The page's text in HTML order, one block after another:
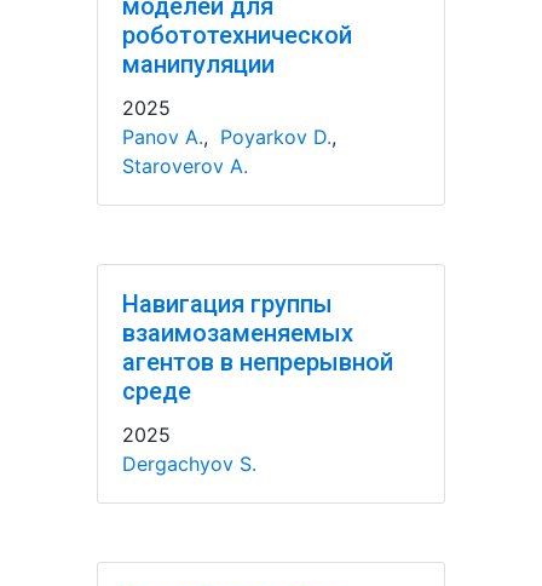
моделей для
робототехнической
манипуляции
2025
Panov A., Poyarkov D.,
Staroverov A.
Навигация группы
взаимозаменяемых
агентов в непрерывной
среде
2025
Dergachyov S.